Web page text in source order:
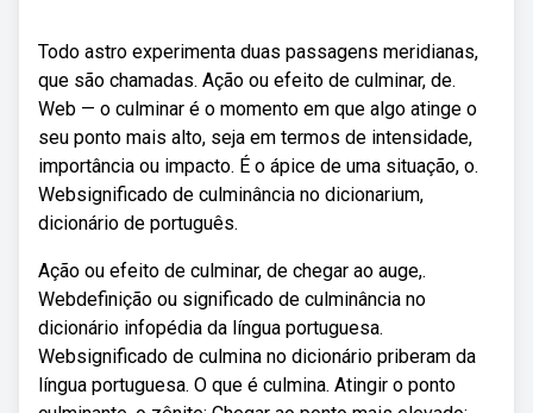
Todo astro experimenta duas passagens meridianas,
que são chamadas. Ação ou efeito de culminar, de.
Web — o culminar é o momento em que algo atinge o
seu ponto mais alto, seja em termos de intensidade,
importância ou impacto. É o ápice de uma situação, o.
Websignificado de culminância no dicionarium,
dicionário de português.
Ação ou efeito de culminar, de chegar ao auge,.
Webdefinição ou significado de culminância no
dicionário infopédia da língua portuguesa.
Websignificado de culmina no dicionário priberam da
língua portuguesa. O que é culmina. Atingir o ponto